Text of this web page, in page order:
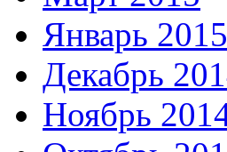
Январь 2015
Декабрь
Ноябрь